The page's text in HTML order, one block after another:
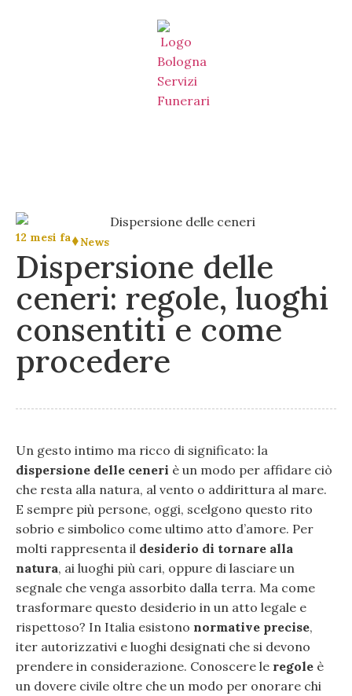
12 mesi fa News
Dispersione delle
ceneri: regole, luoghi
consentiti e come
procedere
Un gesto intimo ma ricco di significato: la
dispersione delle ceneri è un modo per affidare ciò
che resta alla natura, al vento o addirittura al mare.
E sempre più persone, oggi, scelgono questo rito
sobrio e simbolico come ultimo atto d’amore. Per
molti rappresenta il desiderio di tornare alla
natura, ai luoghi più cari, oppure di lasciare un
segnale che venga assorbito dalla terra. Ma come
trasformare questo desiderio in un atto legale e
rispettoso? In Italia esistono normative precise,
iter autorizzativi e luoghi designati che si devono
prendere in considerazione. Conoscere le regole è
un dovere civile oltre che un modo per onorare chi